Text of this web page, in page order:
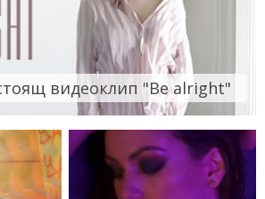
видеоклип "Be alright"